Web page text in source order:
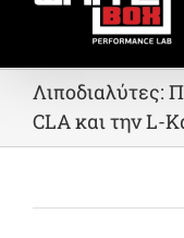
Λιποδιαλύτες:
CLA και την L-